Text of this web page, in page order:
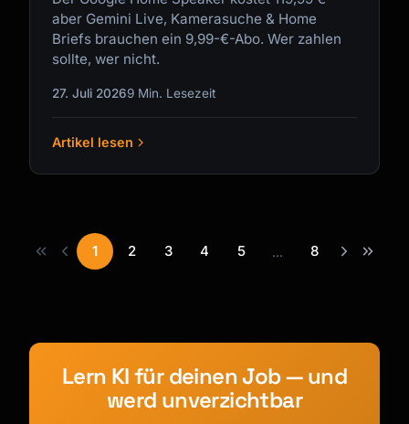
aber Gemini Live, Kamerasuche & Home
Briefs brauchen ein 9,99-€-Abo. Wer zahlen
sollte, wer nicht.
27. Juli 20269 Min. Lesezeit
Artikel lesen
1 2 3 4 5 ... 8
Lern KI für deinen Job — und
werd unverzichtbar